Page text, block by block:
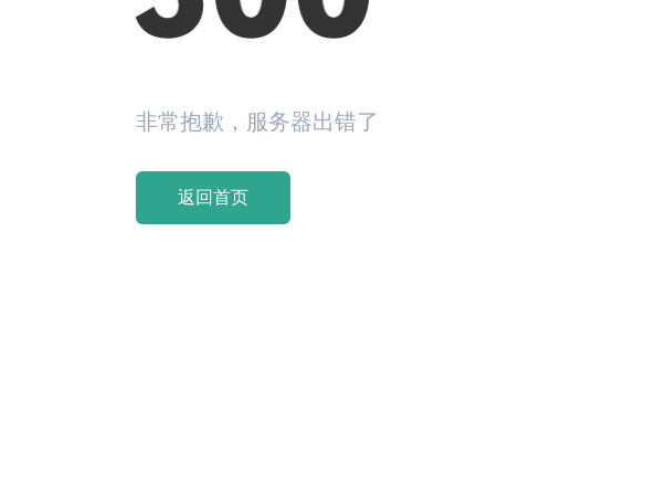
非常抱歉，服务器出错了
返回首页